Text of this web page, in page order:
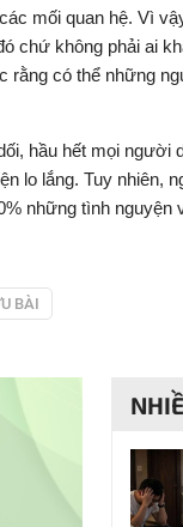
mối quan hệ. Vì
chứ không phải ai
rằng có thể những
hầu hết mọi
lo lắng. Tuy nhiên,
những tình nguyện
BÀI